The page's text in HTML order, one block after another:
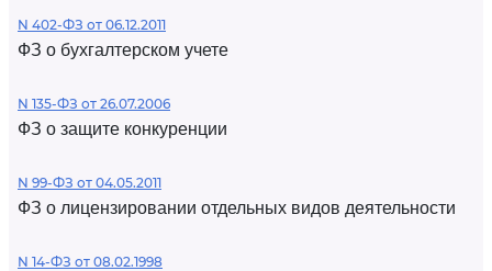
N 402-ФЗ от 06.12.2011
ФЗ о бухгалтерском учете
N 135-ФЗ от 26.07.2006
ФЗ о защите конкуренции
N 99-ФЗ от 04.05.2011
ФЗ о лицензировании отдельных видов деятельности
N 14-ФЗ от 08.02.1998